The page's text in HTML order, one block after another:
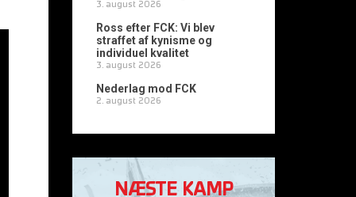
3. august 2026
Ross efter FCK: Vi blev
straffet af kynisme og
individuel kvalitet
3. august 2026
Nederlag mod FCK
2. august 2026
NÆSTE KAMP